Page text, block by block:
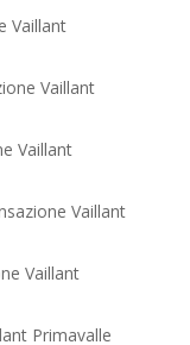
Vaillant
Vaillant
Vaillant
Vaillant
Vaillant
Primavalle